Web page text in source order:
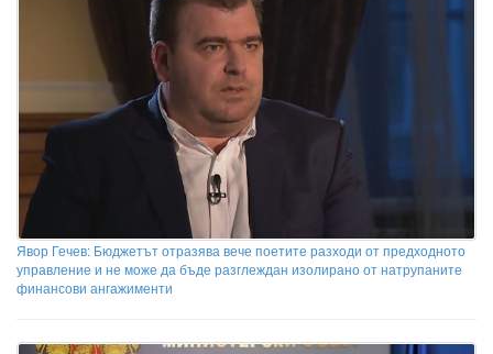
Явор Гечев: Бюджетът отразява вече поетите разходи от предходното
управление и не може да бъде разглеждан изолирано от натрупаните
финансови ангажименти